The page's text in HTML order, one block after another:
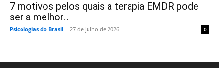
7 motivos pelos quais a terapia EMDR pode
ser a melhor...
Psicologias do Brasil - 27 de julho de 2026 0